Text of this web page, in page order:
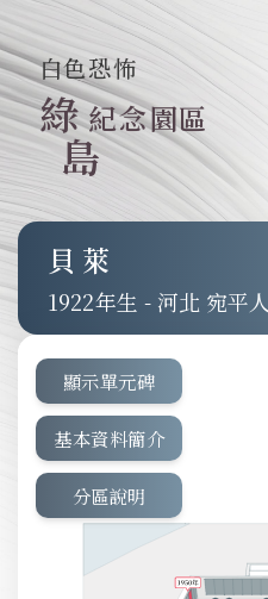
白色恐怖
綠
島
紀念園區
貝萊
1922 - 河北 宛平人
顯示單元碑
基本資料簡介
分區說明